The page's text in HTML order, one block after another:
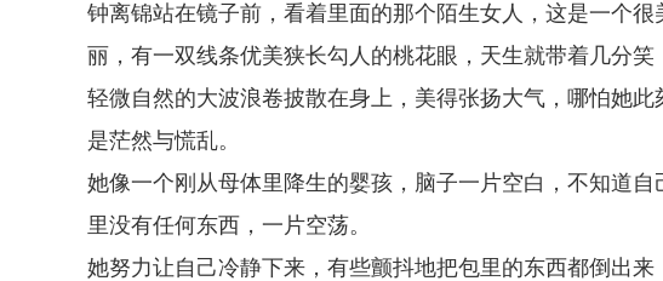
钟离锦站在镜子前，看着里面的那个陌生女人，这是一个
丽，有一双线条优美狭长勾人的桃花眼，天生就带着几分
轻微自然的大波浪卷披散在身上，美得张扬大气，哪怕她
是茫然与慌乱。
她像一个刚从母体里降生的婴孩，脑子一片空白，不知道
里没有任何东西，一片空荡。
她努力让自己冷静下来，有些颤抖地把包里的东西都倒出